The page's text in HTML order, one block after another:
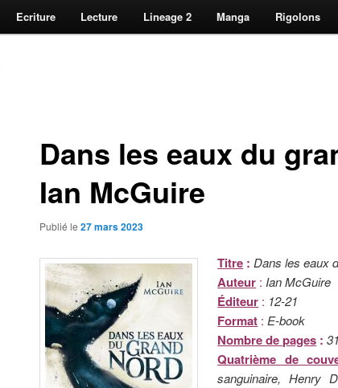
Ecriture Lecture Lineage 2 Manga Rigolons
Dans les eaux du
Ian McGuire
Publié le 27 mars 2023
Titre : Dans les eaux
Auteur : Ian McGuire
Éditeur : 12-21
Format : E-book
Nombre de pages :
Quatrième de
sanguinaire, Henry